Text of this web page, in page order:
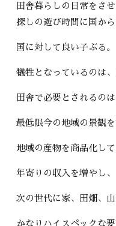
田舎暮らしの日常をさ
探しの遊び時間に国から
国に対して良い子ぶる。
犠牲となっているのは、
田舎で必要とされるの
最低限今の地域の景観を
地域の産物を商品化して
年寄りの収入を増やし、
次の世代に家、田畑、
かなりハイスペックな要